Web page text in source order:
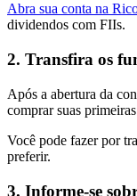
Abra sua conta na
dividendos com FIIs.
2. Transfira os
Após a abertura da
comprar suas
Você pode fazer por
preferir.
3. Informe-se